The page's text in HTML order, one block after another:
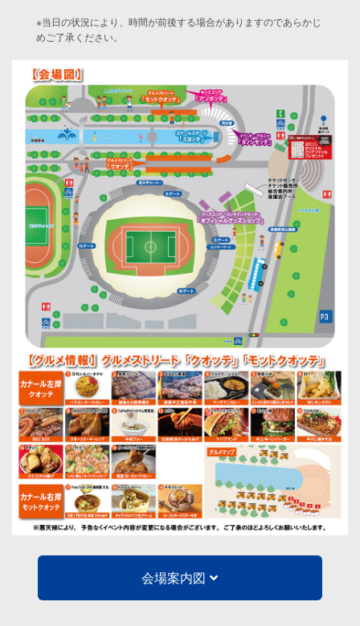
※当日の状況により、時間が前後する場合がありますのであらかじ
めご了承ください。
会場案内図